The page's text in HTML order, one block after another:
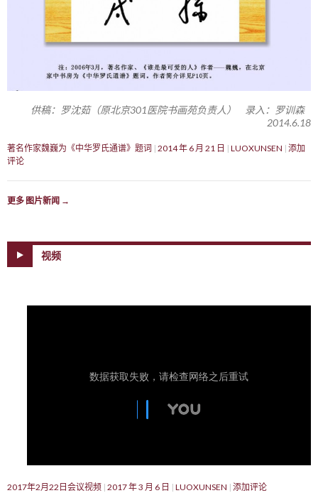
供稿：罗沈茹（原北京301医院书画苑负责人） 录入：罗训森
2014.6.18
著名作家魏巍为《中华罗氏通谱》题词 2014 年 6 月 21 日 LUOXUNSEN 添加
评论
更多 图片新闻 →
视频
2017年2月22日会议视频 2017 年 3 月 6 日 LUOXUNSEN 添加评论